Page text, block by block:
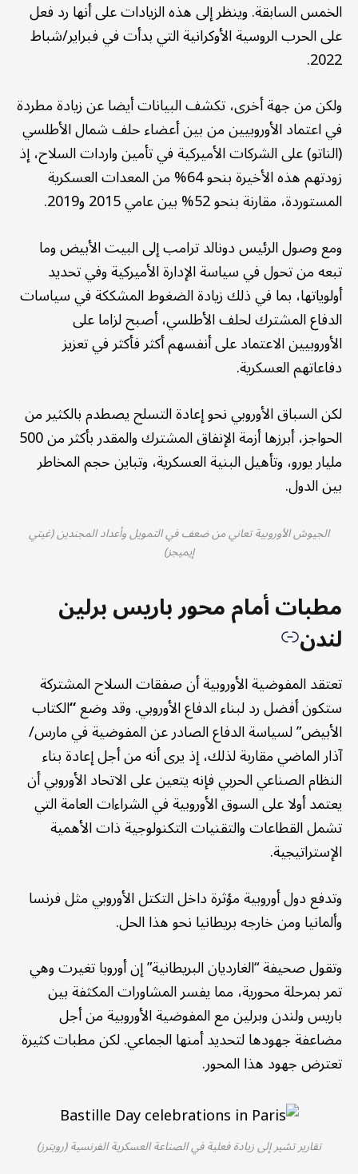
الخمس السابقة. وينظر إلى هذه الزيادات على أنها رد فعل
على الحرب الروسية الأوكرانية التي بدأت في فبراير/شباط
2022.
ولكن من جهة أخرى، تكشف البيانات أيضا عن زيادة مطردة
في اعتماد الأوروبيين من بين أعضاء حلف شمال الأطلسي
(الناتو) على الشركات الأميركية في تأمين واردات السلاح، إذ
زودتهم هذه الأخيرة بنحو 64% من المعدات العسكرية
المستوردة، مقارنة بنحو 52% بين عامي 2015 و2019.
ومع وصول الرئيس دونالد ترامب إلى البيت الأبيض وما
تبعه من تحول في سياسة الإدارة الأميركية وفي تحديد
أولوياتها، بما في ذلك زيادة الضغوط المشككة في سياسات
الدفاع المشترك لحلف الأطلسي، أصبح لزاما على
الأوروبيين الاعتماد على أنفسهم أكثر فأكثر في تعزيز
دفاعاتهم العسكرية.
لكن السباق الأوروبي نحو إعادة التسلح يصطدم بالكثير من
الحواجز، أبرزها أزمة الإنفاق المشترك والمقدر بأكثر من 500
مليار يورو، وتأهيل البنية العسكرية، وتباين حجم المخاطر
بين الدول.
الجيوش الأوروبية تعاني من ضعف في التمويل وأعداد المجندين (غيتي
إيميجز)
مطبات أمام محور باريس برلين
لندن
تعتقد المفوضية الأوروبية أن صفقات السلاح المشتركة
ستكون أفضل رد لبناء الدفاع الأوروبي. وقد وضع“الكتاب
الأبيض” لسياسة الدفاع الصادر عن المفوضية في مارس/
آذار الماضي مقاربة لذلك، إذ يرى أنه من أجل إعادة بناء
النظام الصناعي الحربي فإنه يتعين على الاتحاد الأوروبي أن
يعتمد أولا على السوق الأوروبية في الشراءات العامة التي
تشمل القطاعات والتقنيات التكنولوجية ذات الأهمية
الإستراتيجية.
وتدفع دول أوروبية مؤثرة داخل التكتل الأوروبي مثل فرنسا
وألمانيا ومن خارجه بريطانيا نحو هذا الحل.
وتقول صحيفة “الغارديان البريطانية” إن أوروبا تغيرت وهي
تمر بمرحلة محورية، مما يفسر المشاورات المكثفة بين
باريس ولندن وبرلين مع المفوضية الأوروبية من أجل
مضاعفة جهودها لتحديد أمنها الجماعي. لكن مطبات كثيرة
تعترض جهود هذا المحور.
تقارير تشير إلى زيادة فعلية في الصناعة العسكرية الفرنسية (رويترز)